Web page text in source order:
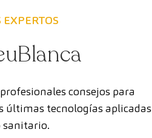
consejos para
últimas tecnologías aplicadas
sanitario.